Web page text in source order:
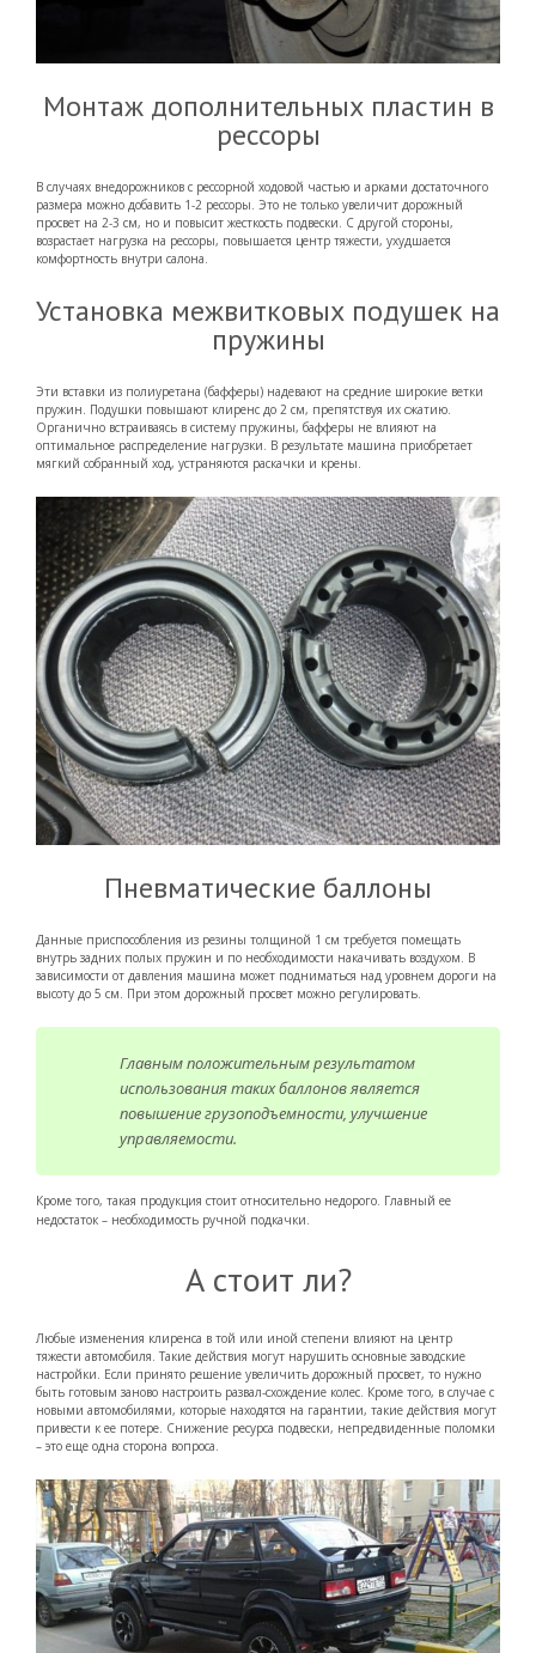
Монтаж дополнительных пластин в
рессоры
В случаях внедорожников с рессорной ходовой частью и арками достаточного
размера можно добавить 1-2 рессоры. Это не только увеличит дорожный
просвет на 2-3 см, но и повысит жесткость подвески. С другой стороны,
возрастает нагрузка на рессоры, повышается центр тяжести, ухудшается
комфортность внутри салона.
Установка межвитковых подушек на
пружины
Эти вставки из полиуретана (бафферы) надевают на средние широкие ветки
пружин. Подушки повышают клиренс до 2 см, препятствуя их сжатию.
Органично встраиваясь в систему пружины, бафферы не влияют на
оптимальное распределение нагрузки. В результате машина приобретает
мягкий собранный ход, устраняются раскачки и крены.
Пневматические баллоны
Данные приспособления из резины толщиной 1 см требуется помещать
внутрь задних полых пружин и по необходимости накачивать воздухом. В
зависимости от давления машина может подниматься над уровнем дороги на
высоту до 5 см. При этом дорожный просвет можно регулировать.
Главным положительным результатом
использования таких баллонов является
повышение грузоподъемности, улучшение
управляемости.
Кроме того, такая продукция стоит относительно недорого. Главный ее
недостаток – необходимость ручной подкачки.
А стоит ли?
Любые изменения клиренса в той или иной степени влияют на центр
тяжести автомобиля. Такие действия могут нарушить основные заводские
настройки. Если принято решение увеличить дорожный просвет, то нужно
быть готовым заново настроить развал-схождение колес. Кроме того, в случае с
новыми автомобилями, которые находятся на гарантии, такие действия могут
привести к ее потере. Снижение ресурса подвески, непредвиденные поломки
– это еще одна сторона вопроса.